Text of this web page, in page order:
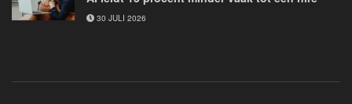
30 JULI 2026